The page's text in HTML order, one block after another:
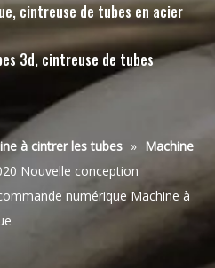
cintreuse de tubes en acier
3d, cintreuse de tubes
à cintrer les tubes » Machine
Nouvelle conception
numérique Machine à